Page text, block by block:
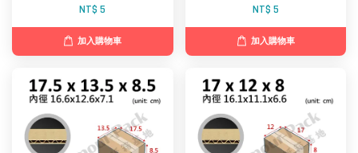
NT$ 5
加入購物車
NT$ 5
加入購物車